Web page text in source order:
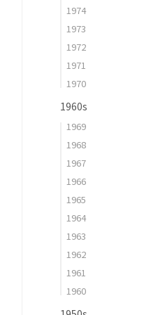
1974
1973
1972
1971
1970
1960s
1969
1968
1967
1966
1965
1964
1963
1962
1961
1960